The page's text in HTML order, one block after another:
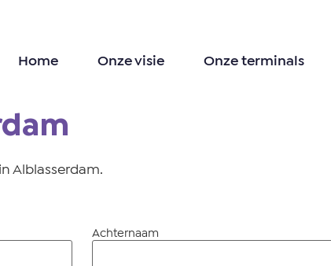
Home Onze visie Onze terminals
Alblasserdam.
Achternaam